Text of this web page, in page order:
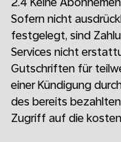
Sofern nicht
festgelegt, sind
Services nicht
Gutschriften für
einer Kündigung
des bereits
Zugriff auf die